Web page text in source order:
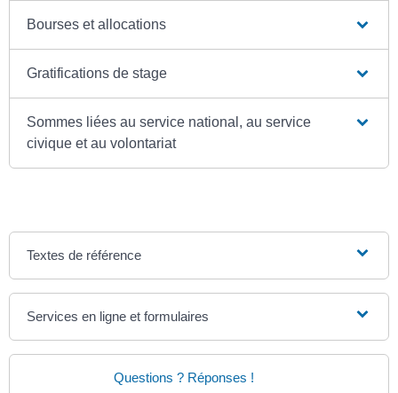
Bourses et allocations
Gratifications de stage
Sommes liées au service national, au service
civique et au volontariat
Textes de référence
Services en ligne et formulaires
Questions ? Réponses !